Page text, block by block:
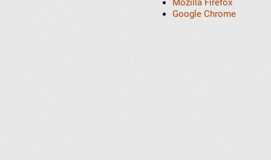
Mozilla Firefox
Google Chrome